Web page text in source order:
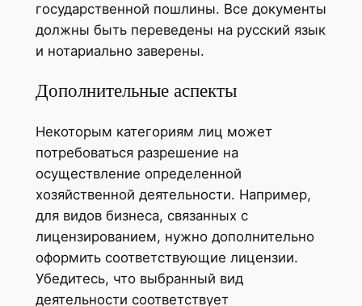
государственной пошлины. Все документы
должны быть переведены на русский язык
и нотариально заверены.
Дополнительные аспекты
Некоторым категориям лиц может
потребоваться разрешение на
осуществление определенной
хозяйственной деятельности. Например,
для видов бизнеса, связанных с
лицензированием, нужно дополнительно
оформить соответствующие лицензии.
Убедитесь, что выбранный вид
деятельности соответствует